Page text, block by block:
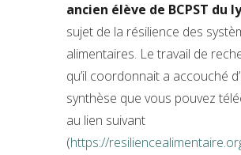
ancien élève de BCPST du
sujet de la résilience des
alimentaires. Le travail de
qu’il coordonnait a accouché
synthèse que vous pouvez
au lien suivant
(https://